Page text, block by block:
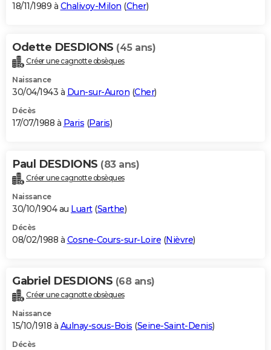
18/11/1989 à Chalivoy-Milon (Cher)
Odette DESDIONS (45 ans)
Créer une cagnotte obsèques
Naissance
30/04/1943 à Dun-sur-Auron (Cher)
Décès
17/07/1988 à Paris (Paris)
Paul DESDIONS (83 ans)
Créer une cagnotte obsèques
Naissance
30/10/1904 au Luart(Sarthe)
Décès
08/02/1988 à Cosne-Cours-sur-Loire (Nièvre)
Gabriel DESDIONS (68 ans)
Créer une cagnotte obsèques
Naissance
15/10/1918 à Aulnay-sous-Bois (Seine-Saint-Denis)
Décès